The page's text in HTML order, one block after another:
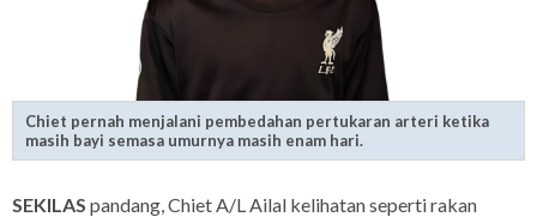
Chiet pernah menjalani pembedahan pertukaran arteri ketika
masih bayi semasa umurnya masih enam hari.
SEKILAS pandang, Chiet A/L Ailal kelihatan seperti rakan